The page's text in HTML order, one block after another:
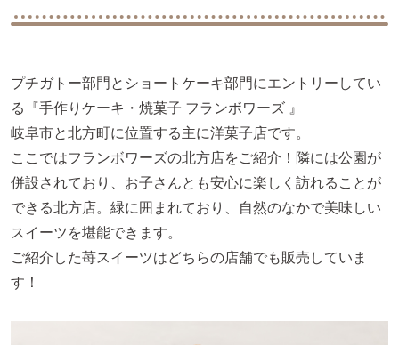
プチガトー部門とショートケーキ部門にエントリーしてい
る『手作りケーキ・焼菓子 フランボワーズ 』
岐阜市と北方町に位置する主に洋菓子店です。
ここではフランボワーズの北方店をご紹介！隣には公園が
併設されており、お子さんとも安心に楽しく訪れることが
できる北方店。緑に囲まれており、自然のなかで美味しい
スイーツを堪能できます。
ご紹介した苺スイーツはどちらの店舗でも販売していま
す！